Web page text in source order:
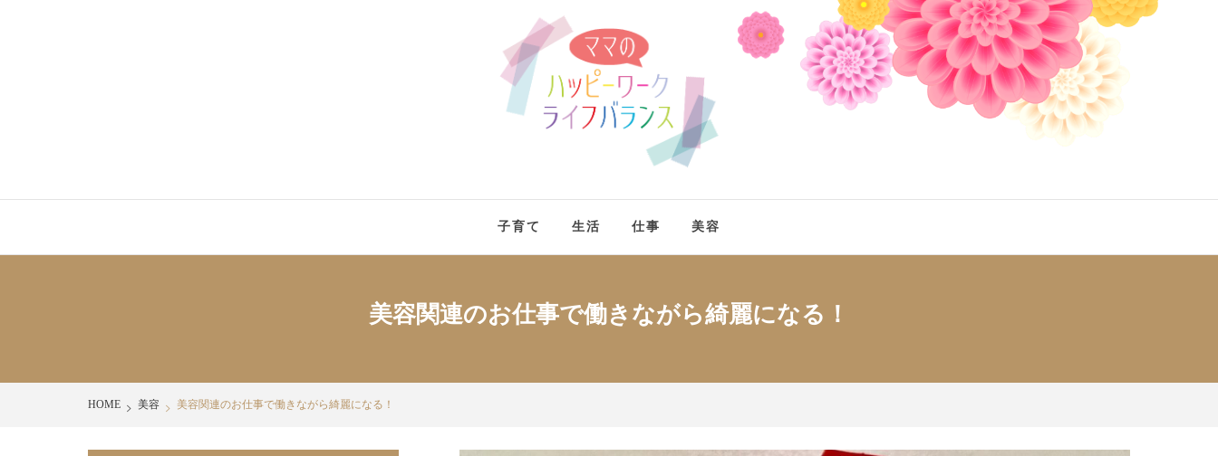
ママのハッピーワークラ
イフバランス
子育て 生活 仕事 美容
美容関連のお仕事で働きながら綺麗になる！
HOME 美容 美容関連のお仕事で働きながら綺麗になる！